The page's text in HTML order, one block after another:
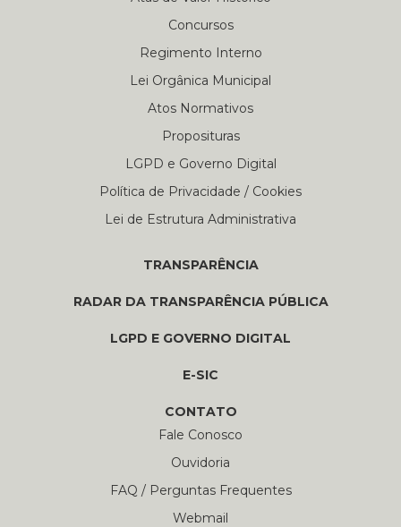
Concursos
Regimento Interno
Lei Orgânica Municipal
Atos Normativos
Proposituras
LGPD e Governo Digital
Política de Privacidade / Cookies
Lei de Estrutura Administrativa
TRANSPARÊNCIA
RADAR DA TRANSPARÊNCIA PÚBLICA
LGPD E GOVERNO DIGITAL
E-SIC
CONTATO
Fale Conosco
Ouvidoria
FAQ / Perguntas Frequentes
Webmail